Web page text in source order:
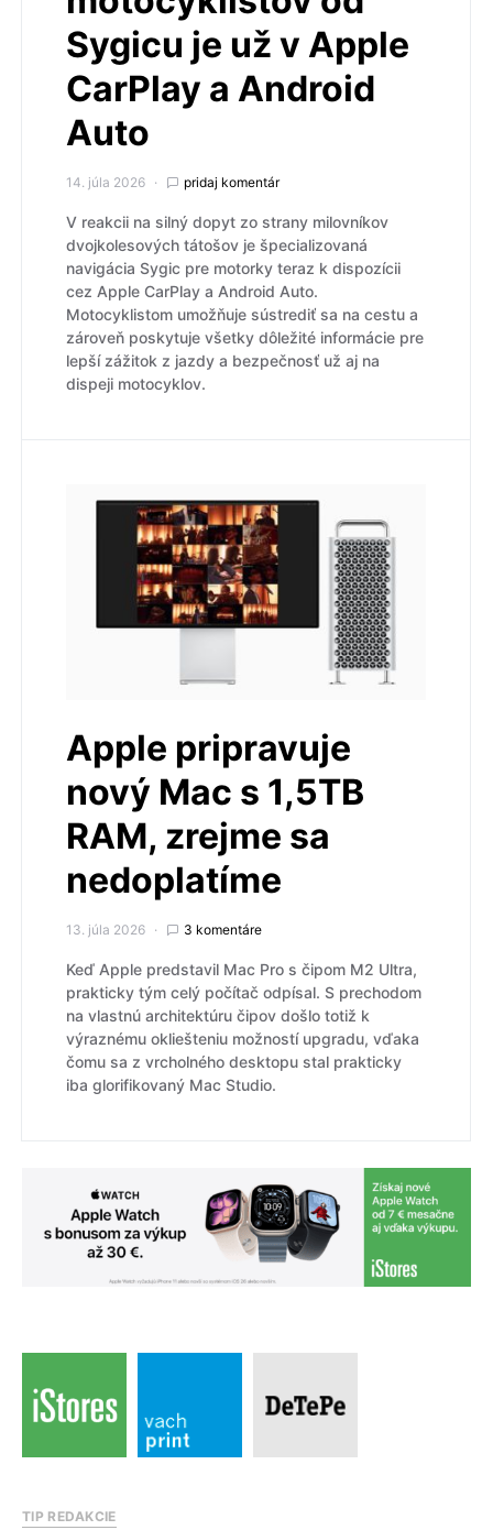
Sygicu je už v Apple
CarPlay a Android
Auto
14. júla 2026 pridaj komentár
V reakcii na silný dopyt zo strany milovníkov
dvojkolesových tátošov je špecializovaná
navigácia Sygic pre motorky teraz k dispozícii
cez Apple CarPlay a Android Auto.
Motocyklistom umožňuje sústrediť sa na cestu a
zároveň poskytuje všetky dôležité informácie pre
lepší zážitok z jazdy a bezpečnosť už aj na
dispeji motocyklov.
Apple pripravuje
nový Mac s 1,5TB
RAM, zrejme sa
nedoplatíme
13. júla 2026 3 komentáre
Keď Apple predstavil Mac Pro s čipom M2 Ultra,
prakticky tým celý počítač odpísal. S prechodom
na vlastnú architektúru čipov došlo totiž k
výraznému okliešteniu možností upgradu, vďaka
čomu sa z vrcholného desktopu stal prakticky
iba glorifikovaný Mac Studio.
TIP REDAKCIE